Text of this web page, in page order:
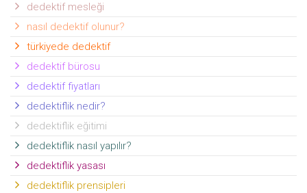
dedektif mesleği
nasıl dedektif olunur?
türkiyede dedektif
dedektif bürosu
dedektif fiyatları
dedektiflik nedir?
dedektiflik eğitimi
dedektiflik nasıl yapılır?
dedektiflik yasası
dedektiflik prensipleri